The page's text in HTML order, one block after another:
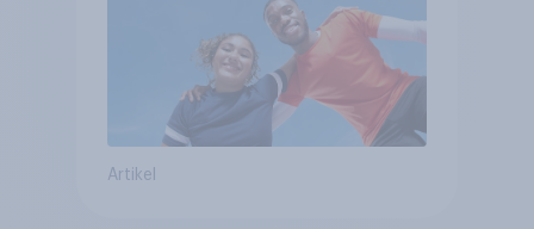
Artikel